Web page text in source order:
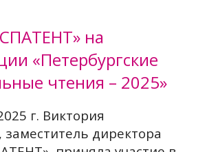
на
«Петербургские
чтения – 2025»
г. Виктория
директора